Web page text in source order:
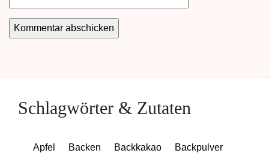
Schlagwörter & Zutaten
Apfel Backen Backkakao
Backpulver